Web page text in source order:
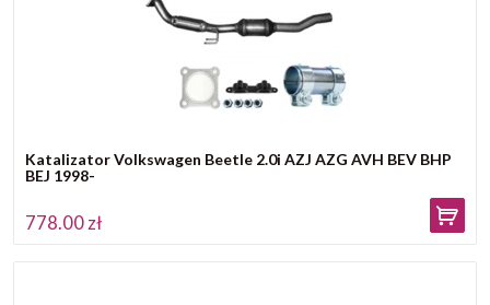
Katalizator Volkswagen Beetle 2.0i AZJ AZG AVH BEV BHP
BEJ 1998-
778.00 zł